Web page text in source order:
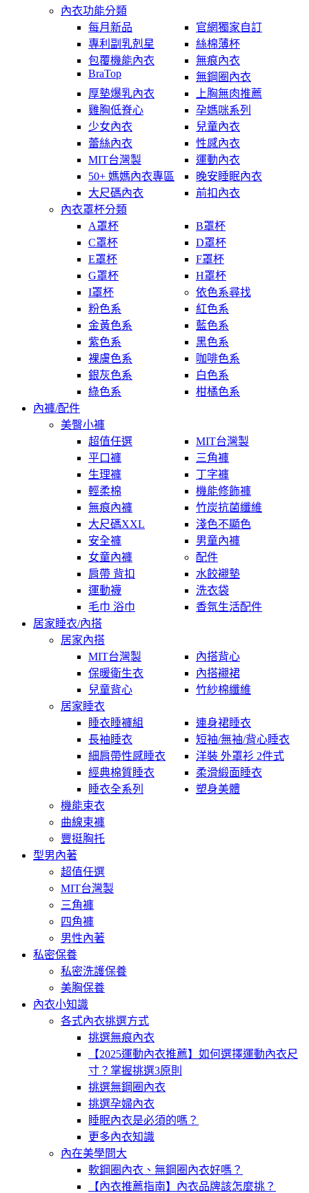
內衣功能分類
每月新品
官網獨家自訂
專利副乳剋星
絲棉薄杯
包覆機能內衣
無痕內衣
BraTop
無鋼圈內衣
厚墊爆乳內衣
上胸無肉推薦
雞胸低脊心
孕媽咪系列
少女內衣
兒童內衣
蕾絲內衣
性感內衣
MIT台灣製
運動內衣
50+ 媽媽內衣專區
晚安睡眠內衣
大尺碼內衣
前扣內衣
內衣罩杯分類
A罩杯
B罩杯
C罩杯
D罩杯
E罩杯
F罩杯
G罩杯
H罩杯
I罩杯
依色系尋找
粉色系
紅色系
金黃色系
藍色系
紫色系
黑色系
裸膚色系
咖啡色系
銀灰色系
白色系
綠色系
柑橘色系
內褲/配件
美臀小褲
超值任選
MIT台灣製
平口褲
三角褲
生理褲
丁字褲
輕柔棉
機能修飾褲
無痕內褲
竹炭抗菌纖維
大尺碼XXL
淺色不顯色
安全褲
男童內褲
女童內褲
配件
肩帶 背扣
水餃襯墊
運動襪
洗衣袋
毛巾 浴巾
香氛生活配件
居家睡衣/內搭
居家內搭
MIT台灣製
內搭背心
保暖衛生衣
內搭襯裙
兒童背心
竹紗棉纖維
居家睡衣
睡衣睡褲組
連身裙睡衣
長袖睡衣
短袖/無袖/背心睡衣
細肩帶性感睡衣
洋裝 外罩衫 2件式
經典棉質睡衣
柔滑緞面睡衣
睡衣全系列
塑身美體
機能束衣
曲線束褲
豐挺胸托
型男內著
超值任選
MIT台灣製
三角褲
四角褲
男性內著
私密保養
私密洗護保養
美胸保養
內衣小知識
各式內衣挑選方式
挑選無痕內衣
【2025運動內衣推薦】如何選擇運動內衣尺
寸？掌握挑選3原則
挑選無鋼圈內衣
挑選孕婦內衣
睡眠內衣是必須的嗎？
更多內衣知識
內在美學問大
軟鋼圈內衣、無鋼圈內衣好嗎？
【內衣推薦指南】內衣品牌該怎麼挑？